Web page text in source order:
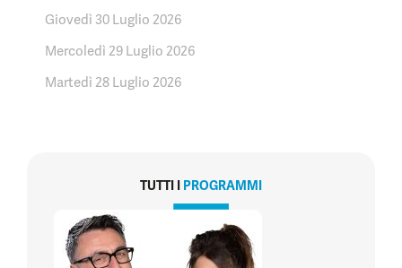
Giovedì 30 Luglio 2026
Mercoledì 29 Luglio 2026
Martedì 28 Luglio 2026
TUTTI I PROGRAMMI